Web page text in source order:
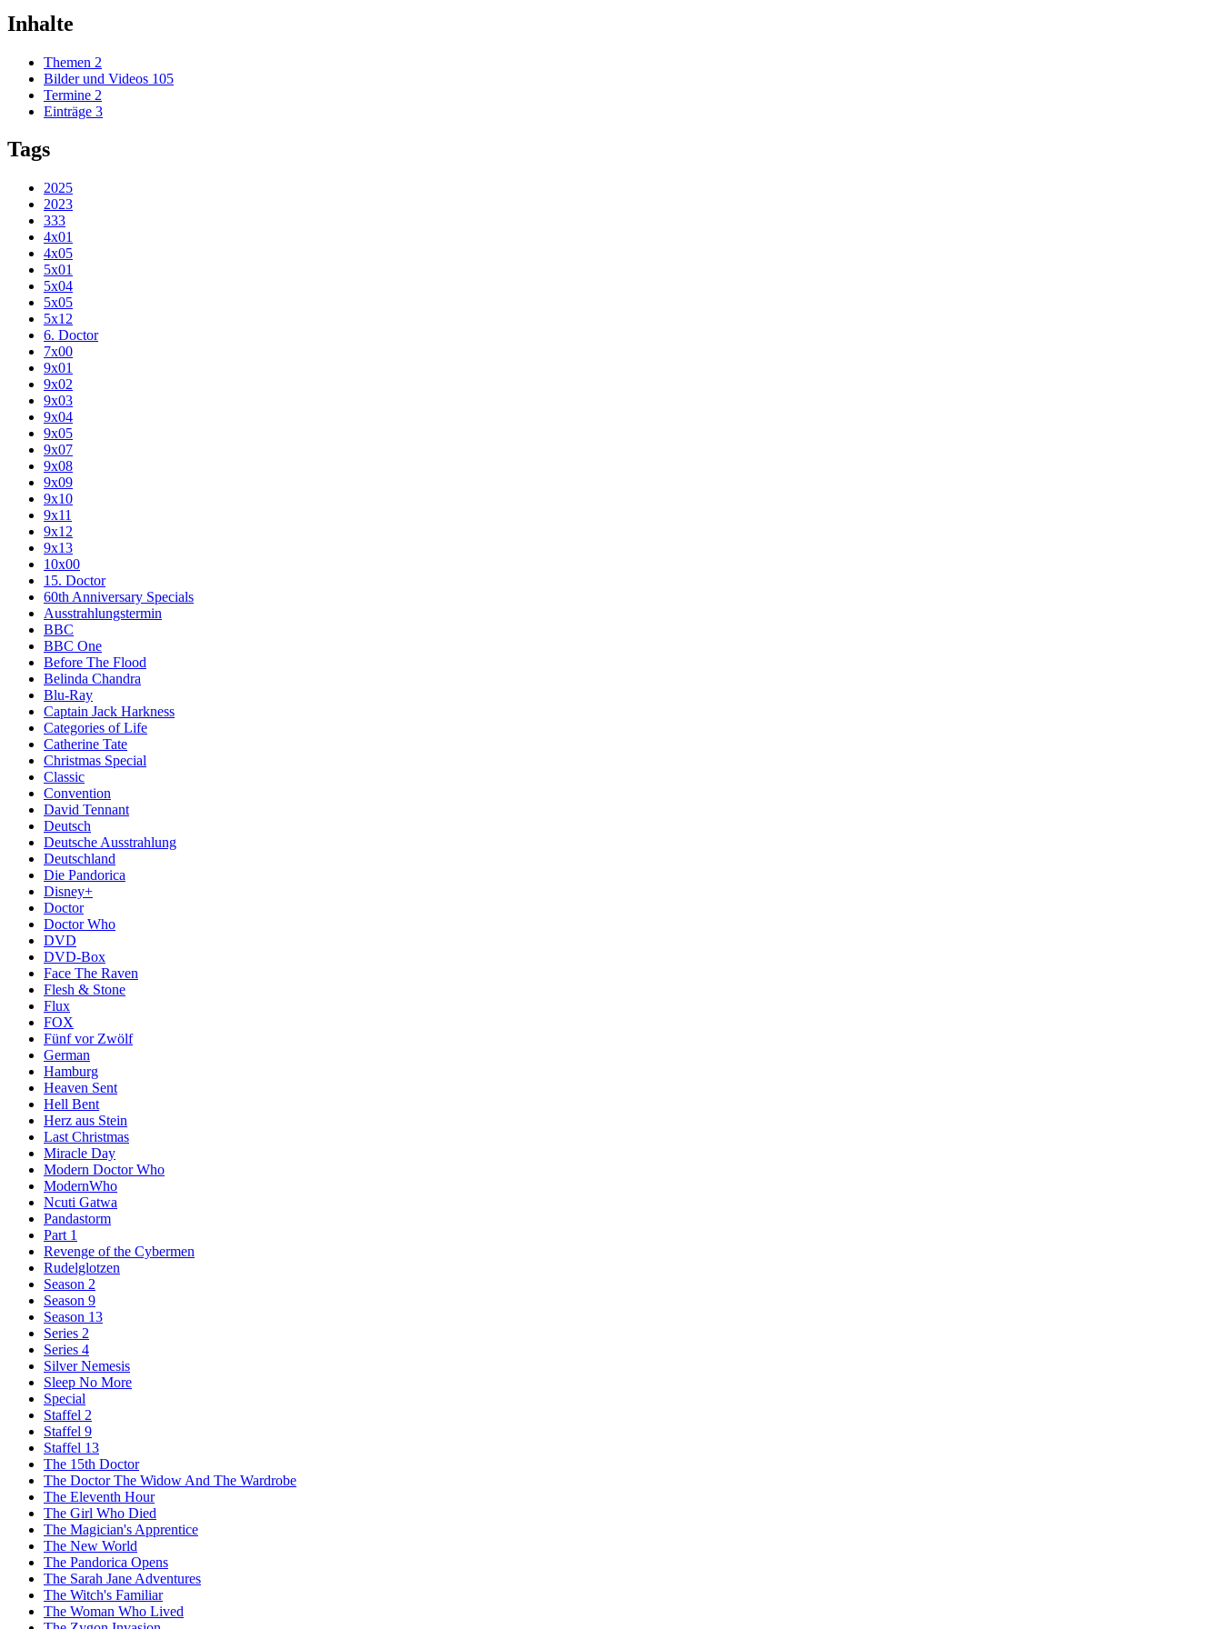
Inhalte
Themen 2
Bilder und Videos 105
Termine 2
Einträge 3
Tags
2025
2023
333
4x01
4x05
5x01
5x04
5x05
5x12
6. Doctor
7x00
9x01
9x02
9x03
9x04
9x05
9x07
9x08
9x09
9x10
9x11
9x12
9x13
10x00
15. Doctor
60th Anniversary Specials
Ausstrahlungstermin
BBC
BBC One
Before The Flood
Belinda Chandra
Blu-Ray
Captain Jack Harkness
Categories of Life
Catherine Tate
Christmas Special
Classic
Convention
David Tennant
Deutsch
Deutsche Ausstrahlung
Deutschland
Die Pandorica
Disney+
Doctor
Doctor Who
DVD
DVD-Box
Face The Raven
Flesh & Stone
Flux
FOX
Fünf vor Zwölf
German
Hamburg
Heaven Sent
Hell Bent
Herz aus Stein
Last Christmas
Miracle Day
Modern Doctor Who
ModernWho
Ncuti Gatwa
Pandastorm
Part 1
Revenge of the Cybermen
Rudelglotzen
Season 2
Season 9
Season 13
Series 2
Series 4
Silver Nemesis
Sleep No More
Special
Staffel 2
Staffel 9
Staffel 13
The 15th Doctor
The Doctor The Widow And The Wardrobe
The Eleventh Hour
The Girl Who Died
The Magician's Apprentice
The New World
The Pandorica Opens
The Sarah Jane Adventures
The Witch's Familiar
The Woman Who Lived